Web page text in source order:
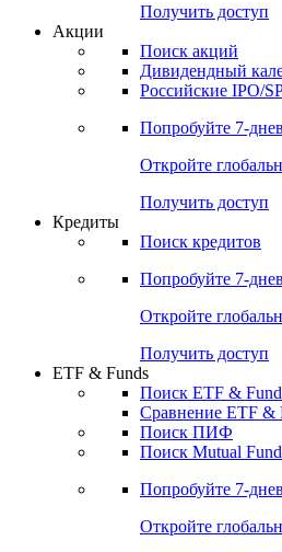
Получить доступ
Акции
Поиск акций
Дивидендный
Российские IPO/
Попробуйте 7-
Откройте
Получить доступ
Кредиты
Поиск кредитов
Попробуйте 7-
Откройте
Получить доступ
ETF & Funds
Поиск ETF &
Сравнение ETF &
Поиск ПИФ
Поиск Mutual
Попробуйте 7-
Откройте